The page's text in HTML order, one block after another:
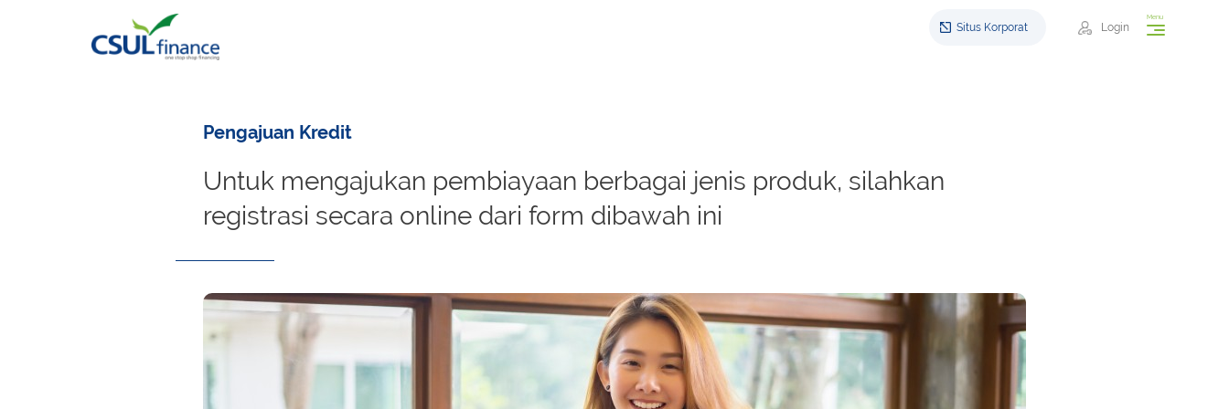
Situs Korporat Login
Menu
Pengajuan Kredit
Untuk mengajukan pembiayaan berbagai jenis produk, silahkan
registrasi secara online dari form dibawah ini